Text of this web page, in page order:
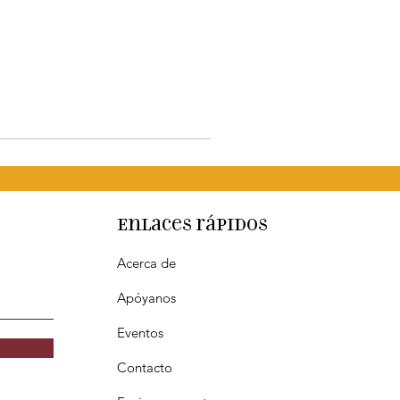
Enlaces rápidos
Acerca de
Apóyanos
Eventos
Contacto